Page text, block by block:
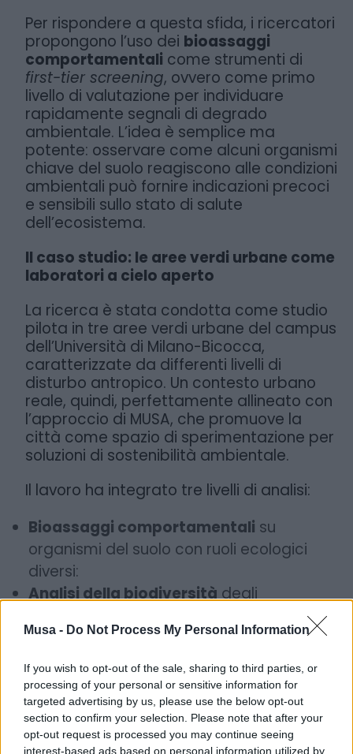
Musa - Do Not Process My Personal Information
If you wish to opt-out of the sale, sharing to third parties, or
processing of your personal or sensitive information for
targeted advertising by us, please use the below opt-out
section to confirm your selection. Please note that after your
opt-out request is processed you may continue seeing
interest-based ads based on personal information utilized by
Per rispondere a questa sfida, i ricercatori
propongono l’uso dei bioassaggi
comportamentali come strumenti di
first-tier screening, ovvero come primo
livello di valutazione per individuare
rapidamente segnali di degrado
ambientale. L’idea è semplice ma
potente: osservare come alcuni organismi
chiave del suolo reagiscono alle condizioni
ambientali può fornire indicazioni precoci
e sensibili sullo stato di salute
dell’ecosistema.
Il caso studio: le aree verdi urbane come
laboratori a cielo aperto
La ricerca è stata condotta come studio
pilota in tre aree verdi urbane del campus
dell’Università di Milano-Bicocca,
caratterizzate da differenti livelli di
disturbo antropico. Un contesto urbano
reale, quindi, perfettamente allineato con
l’approccio di MUSA, che promuove la
città come spazio di sperimentazione per
soluzioni di sostenibilità ambientale.
Il lavoro ha integrato tre livelli di analisi:
Bioassaggi comportamentali su
organismi del suolo con ruoli ecologici
diversi:
Analisi della biodiversitàdegli
funzionale) e delle comunità microbiche,
attraverso il sequenziamento del DNA
batterico.
Caratterizzazione chimico-fisica del
suolo, includendo parametri come pH,
sostanza organica e capacità di